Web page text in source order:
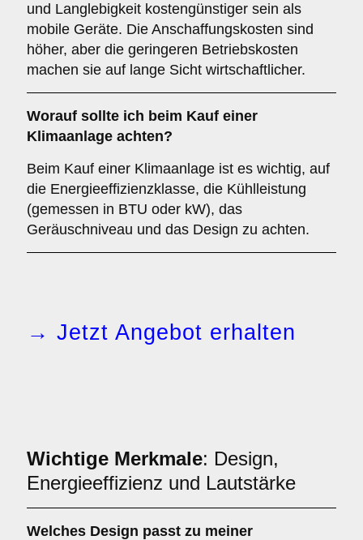
und Langlebigkeit kostengünstiger sein als
mobile Geräte. Die Anschaffungskosten sind
höher, aber die geringeren Betriebskosten
machen sie auf lange Sicht wirtschaftlicher.
Worauf sollte ich beim Kauf einer
Klimaanlage achten?
Beim Kauf einer Klimaanlage ist es wichtig, auf
die Energieeffizienzklasse, die Kühlleistung
(gemessen in BTU oder kW), das
Geräuschniveau und das Design zu achten.
→ Jetzt Angebot erhalten
Wichtige Merkmale: Design,
Energieeffizienz und Lautstärke
Welches Design passt zu meiner